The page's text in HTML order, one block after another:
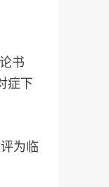
书
症下
为临